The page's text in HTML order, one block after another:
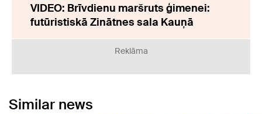
VIDEO: Brīvdienu maršruts ģimenei:
futūristiskā Zinātnes sala Kauņā
Reklāma
Similar news